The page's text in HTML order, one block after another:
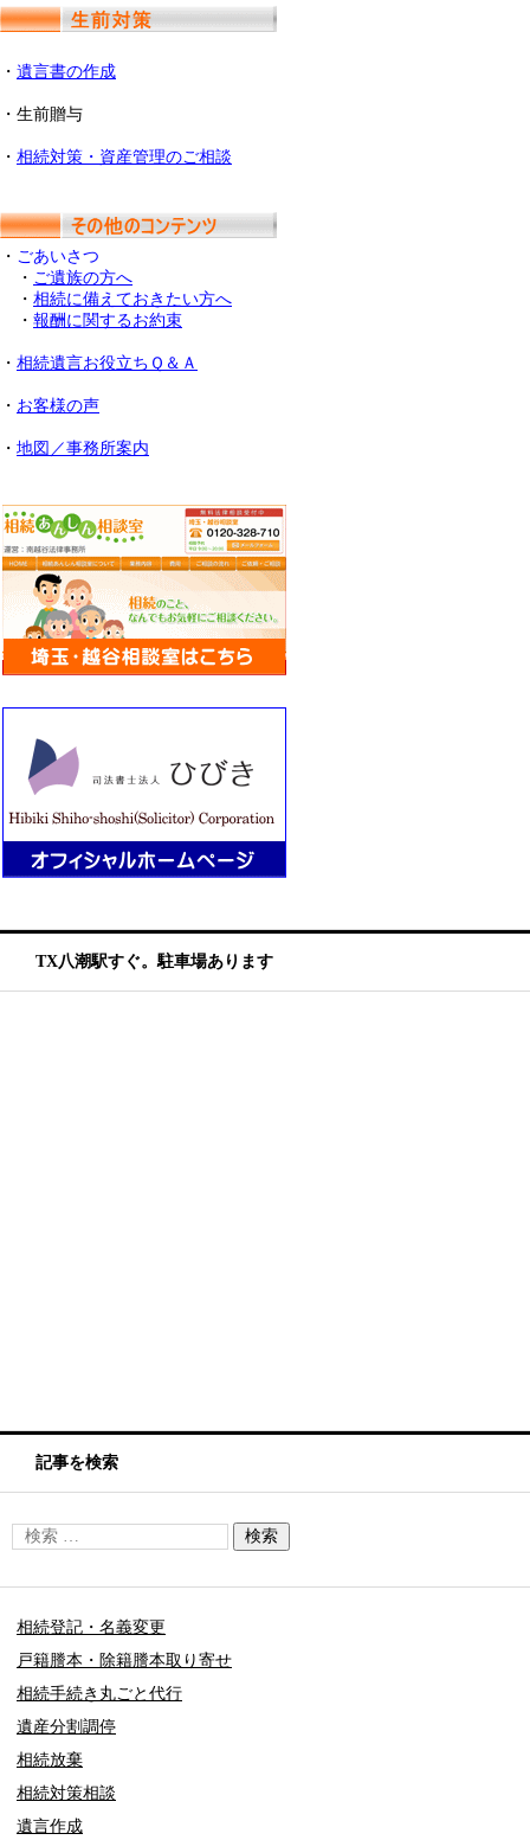
・ 遺言書の作成
・生前贈与
・ 相続対策・資産管理のご相談
・ ごあいさつ
・ ご遺族の方へ
・ 相続に備えておきたい方へ
・ 報酬に関するお約束
・ 相続遺言お役立ちＱ＆Ａ
・ お客様の声
・ 地図／事務所案内
TX八潮駅すぐ。駐車場あります
記事を検索
相続登記・名義変更
戸籍謄本・除籍謄本取り寄せ
相続手続き丸ごと代行
遺産分割調停
相続放棄
相続対策相談
遺言作成